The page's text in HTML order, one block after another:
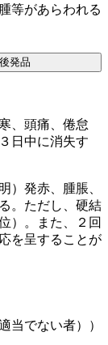
等があらわれる
、頭痛、倦怠
日中に消失す
）発赤、腫脹、
。ただし、硬結
）。また、２回
を呈することが
当でない者））
後発品